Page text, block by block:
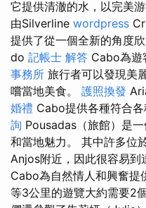
它提供清澈的水，以完美
由Silverline wordpress
提供了從一個全新的角度
do 記帳士 解答 Cabo為遊
事務所 旅行者可以發現美
嚐當地美食。 護照換發
婚禮 Cabo提供各種符合
詢 Pousadas（旅館）是
和當地魅力。 其中許多位
Anjos附近，因此很容易
Cabo為自然情人和興奮提
等3公里的遊覽大約需要2